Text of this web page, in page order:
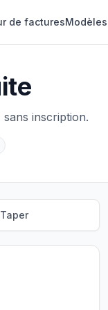
de factures
inscription.
Taper